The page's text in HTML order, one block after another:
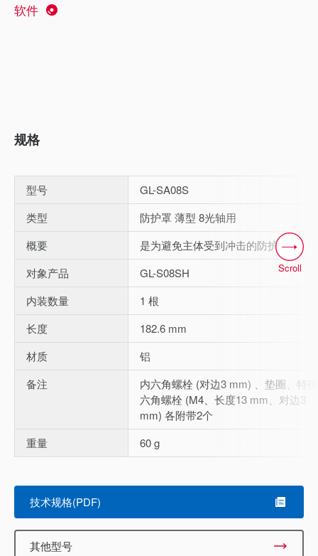
软件
规格
型号
GL-SA08S
类型
防护罩 薄型 8光轴用
概要
是为避免主体受到冲击的防护外壳。
对象产品
GL-S08SH
内装数量
1 根
长度
182.6 mm
材质
铝
备注
内六角螺栓 (对边3 mm) 、垫圈、特
六角螺栓 (M4、长度13 mm、对边3
mm) 各附带2个
重量
60 g
Scroll
技术规格(PDF)
其他型号